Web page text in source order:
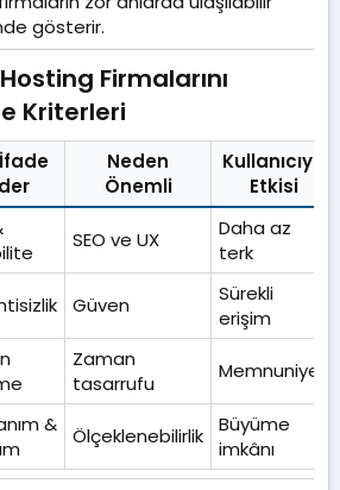
gösterir.
Firmalarını
Kriterleri​
Neden
Önemli
Kullanıcıya
Etkisi
SEO ve UX
Daha az
terk
Güven
Sürekli
erişim
Zaman
tasarrufu
Memnuniyet
&
Ölçeklenebilirlik
Büyüme
imkânı